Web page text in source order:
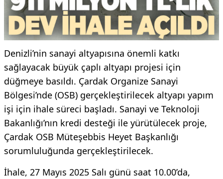
Denizli’nin sanayi altyapısına önemli katkı
sağlayacak büyük çaplı altyapı projesi için
düğmeye basıldı. Çardak Organize Sanayi
Bölgesi’nde (OSB) gerçekleştirilecek altyapı yapım
işi için ihale süreci başladı. Sanayi ve Teknoloji
Bakanlığı’nın kredi desteği ile yürütülecek proje,
Çardak OSB Müteşebbis Heyet Başkanlığı
sorumluluğunda gerçekleştirilecek.
İhale, 27 Mayıs 2025 Salı günü saat 10.00’da,